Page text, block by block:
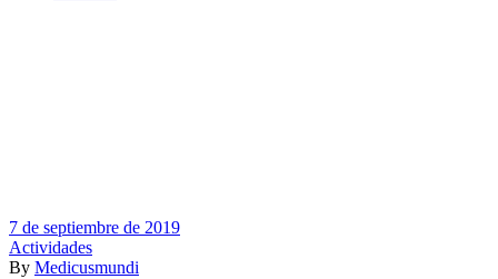
7 de septiembre de 2019
Actividades
By Medicusmundi